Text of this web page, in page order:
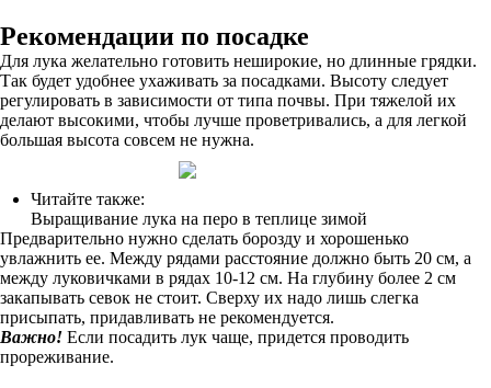
Рекомендации по посадке
Для лука желательно готовить неширокие, но длинные грядки.
Так будет удобнее ухаживать за посадками. Высоту следует
регулировать в зависимости от типа почвы. При тяжелой их
делают высокими, чтобы лучше проветривались, а для легкой
большая высота совсем не нужна.
Читайте также:
Выращивание лука на перо в теплице зимой
Предварительно нужно сделать борозду и хорошенько
увлажнить ее. Между рядами расстояние должно быть 20 см, а
между луковичками в рядах 10-12 см. На глубину более 2 см
закапывать севок не стоит. Сверху их надо лишь слегка
присыпать, придавливать не рекомендуется.
Важно! Если посадить лук чаще, придется проводить
прореживание.